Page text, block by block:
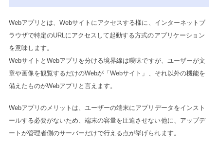
Webアプリとは、Webサイトにアクセスする様に、インターネットブ
ラウザで特定のURLにアクセスして起動する方式のアプリケーション
を意味します。
WebサイトとWebアプリを分ける境界線は曖昧ですが、ユーザーが文
章や画像を観覧するだけのWebが「Webサイト」、それ以外の機能を
備えたものがWebアプリと言えます。
Webアプリのメリットは、ユーザーの端末にアプリデータをインスト
ールする必要がないため、端末の容量を圧迫させない他に、アップデ
ートが管理者側のサーバーだけで行える点が挙げられます。